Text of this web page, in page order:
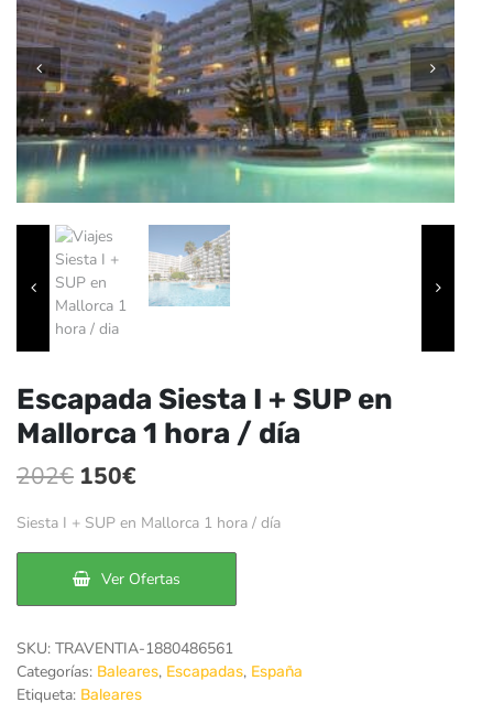
Escapada Siesta I + SUP en
Mallorca 1 hora / día
202€ El
precio
era:
202€.
150€
precio
es:
150€.
Siesta I + SUP en Mallorca 1 hora / día
Ver Ofertas
SKU: TRAVENTIA-1880486561
Categorías: Baleares, Escapadas, España
Etiqueta: Baleares